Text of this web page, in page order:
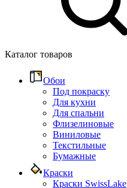
Каталог товаров
Обои
Под покраску
Для кухни
Для спальни
Флизелиновые
Виниловые
Текстильные
Бумажные
Краски
Краски SwissLake